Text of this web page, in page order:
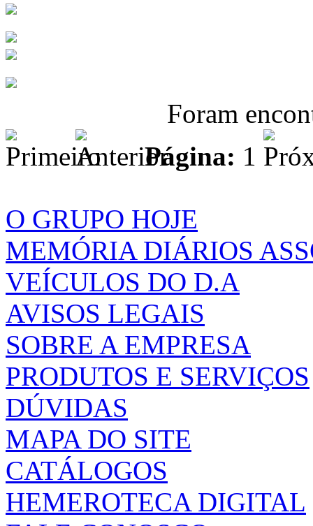
Foram
Página: 1
O GRUPO HOJE
MEMÓRIA DIÁRIOS
VEÍCULOS DO D.A
AVISOS LEGAIS
SOBRE A EMPRESA
PRODUTOS E SERVIÇOS
DÚVIDAS
MAPA DO SITE
CATÁLOGOS
HEMEROTECA DIGITAL